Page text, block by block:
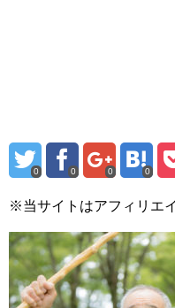
0 0 0 0
※当サイトはアフィリエ